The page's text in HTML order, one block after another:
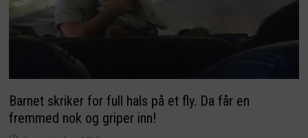
Barnet skriker for full hals på et fly. Da får en
fremmed nok og griper inn!